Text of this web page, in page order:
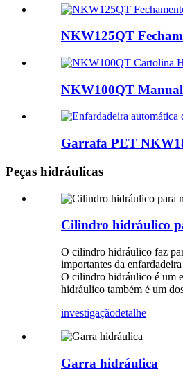
NKW125QT
NKW100QT Manual
Garrafa PET
Peças hidráulicas
Cilindro hidráulico
O cilindro hidráulico faz
importantes da
O cilindro hidráulico é um
hidráulico também é um
investigaçãodetalhe
Garra hidráulica